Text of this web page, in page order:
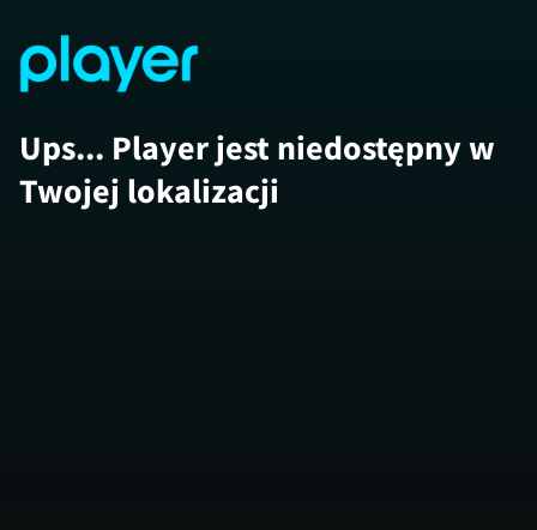
Ups... Player jest niedostępny w
Twojej lokalizacji